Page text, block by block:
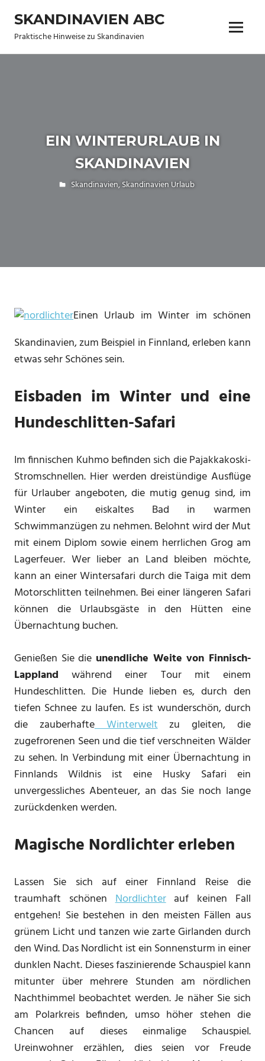
Inhalt
springen
SKANDINAVIEN ABC
Praktische Hinweise zu Skandinavien Menü
EIN WINTERURLAUB IN
SKANDINAVIEN
8. August 2014
allen
Skandinavien,Skandinavien Urlaub
Einen Urlaub im Winter im schönen
Skandinavien, zum Beispiel in Finnland, erleben kann
etwas sehr Schönes sein.
Eisbaden im Winter und eine
Hundeschlitten-Safari
Im finnischen Kuhmo befinden sich die Pajakkakoski-
Stromschnellen. Hier werden dreistündige Ausflüge
für Urlauber angeboten, die mutig genug sind, im
Winter ein eiskaltes Bad in warmen
Schwimmanzügen zu nehmen. Belohnt wird der Mut
mit einem Diplom sowie einem herrlichen Grog am
Lagerfeuer. Wer lieber an Land bleiben möchte,
kann an einer Wintersafari durch die Taiga mit dem
Motorschlitten teilnehmen. Bei einer längeren Safari
können die Urlaubsgäste in den Hütten eine
Übernachtung buchen.
Genießen Sie die unendliche Weite von Finnisch-
Lappland während einer Tour mit einem
Hundeschlitten. Die Hunde lieben es, durch den
tiefen Schnee zu laufen. Es ist wunderschön, durch
die zauberhafteWinterweltzu gleiten, die
zugefrorenen Seen und die tief verschneiten Wälder
zu sehen. In Verbindung mit einer Übernachtung in
Finnlands Wildnis ist eine Husky Safari ein
unvergessliches Abenteuer, an das Sie noch lange
zurückdenken werden.
Magische Nordlichter erleben
Lassen Sie sich auf einer Finnland Reise die
traumhaft schönenNordlichterauf keinen Fall
entgehen! Sie bestehen in den meisten Fällen aus
grünem Licht und tanzen wie zarte Girlanden durch
den Wind. Das Nordlicht ist ein Sonnensturm in einer
dunklen Nacht. Dieses faszinierende Schauspiel kann
mitunter über mehrere Stunden am nördlichen
Nachthimmel beobachtet werden. Je näher Sie sich
am Polarkreis befinden, umso höher stehen die
Chancen auf dieses einmalige Schauspiel.
Ureinwohner erzählen, dies seien vor Freude